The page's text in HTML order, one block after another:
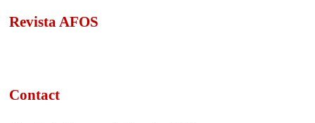
Revista AFOS
Contact